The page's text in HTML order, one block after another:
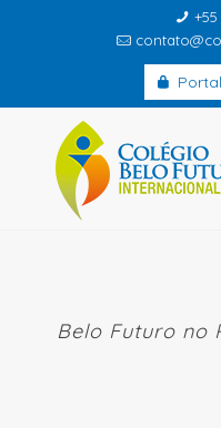
+55
Belo Futuro no